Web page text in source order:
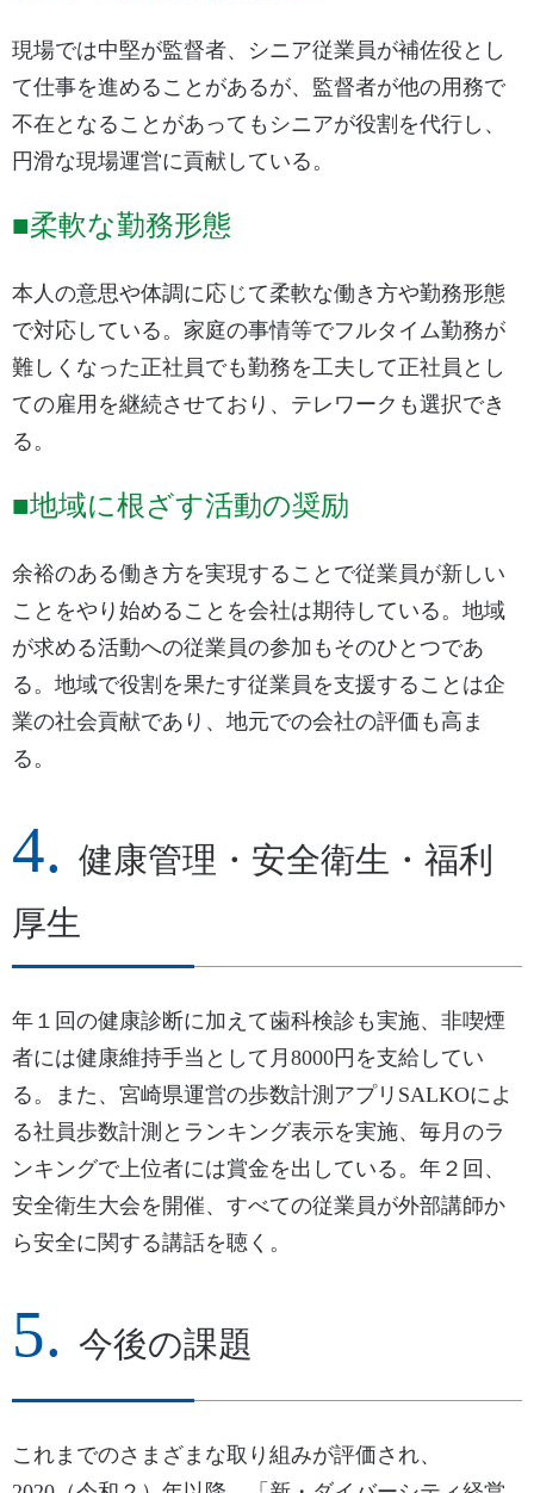
現場では中堅が監督者、シニア従業員が補佐役とし
て仕事を進めることがあるが、監督者が他の用務で
不在となることがあってもシニアが役割を代行し、
円滑な現場運営に貢献している。
■柔軟な勤務形態
本人の意思や体調に応じて柔軟な働き方や勤務形態
で対応している。家庭の事情等でフルタイム勤務が
難しくなった正社員でも勤務を工夫して正社員とし
ての雇用を継続させており、テレワークも選択でき
る。
■地域に根ざす活動の奨励
余裕のある働き方を実現することで従業員が新しい
ことをやり始めることを会社は期待している。地域
が求める活動への従業員の参加もそのひとつであ
る。地域で役割を果たす従業員を支援することは企
業の社会貢献であり、地元での会社の評価も高ま
る。
健康管理・安全衛生・福利
厚生
年１回の健康診断に加えて歯科検診も実施、非喫煙
者には健康維持手当として月8000円を支給してい
る。また、宮崎県運営の歩数計測アプリSALKOによ
る社員歩数計測とランキング表示を実施、毎月のラ
ンキングで上位者には賞金を出している。年２回、
安全衛生大会を開催、すべての従業員が外部講師か
ら安全に関する講話を聴く。
今後の課題
これまでのさまざまな取り組みが評価され、